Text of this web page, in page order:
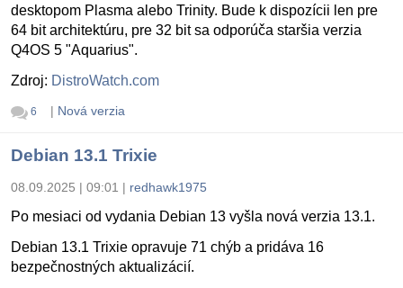
desktopom Plasma alebo Trinity. Bude k dispozícii len pre
64 bit architektúru, pre 32 bit sa odporúča staršia verzia
Q4OS 5 "Aquarius".
Zdroj: DistroWatch.com
6 | Nová verzia
Debian 13.1 Trixie
08.09.2025 | 09:01 | redhawk1975
Po mesiaci od vydania Debian 13 vyšla nová verzia 13.1.
Debian 13.1 Trixie opravuje 71 chýb a pridáva 16
bezpečnostných aktualizácií.